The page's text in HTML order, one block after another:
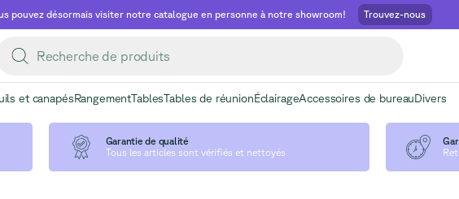
pouvez désormais visiter notre catalogue en personne à notre showroom! Trouvez-nous
et canapésRangementTablesTables de réunionÉclairageAccessoires de bureauDivers
Garantie de qualité
Tous les articles sont vérifiés et nettoyés